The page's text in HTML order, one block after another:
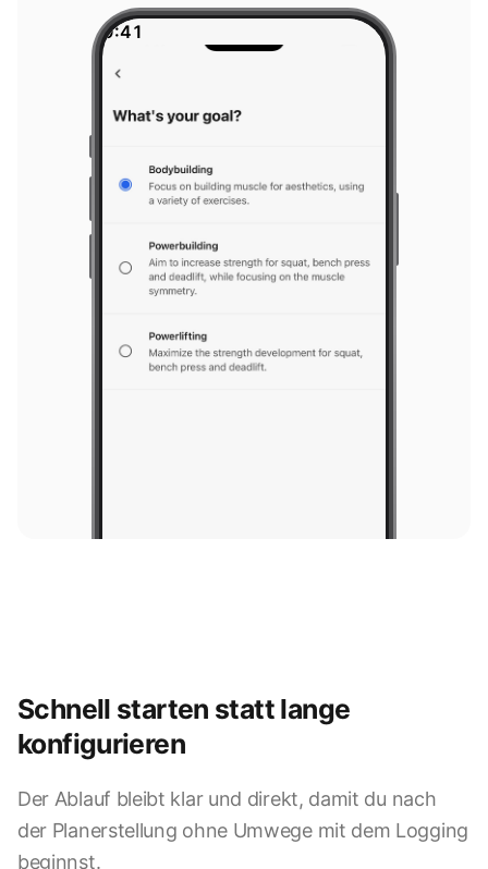
9:41
Schnell starten statt lange
konfigurieren
Der Ablauf bleibt klar und direkt, damit du nach
der Planerstellung ohne Umwege mit dem Logging
beginnst.